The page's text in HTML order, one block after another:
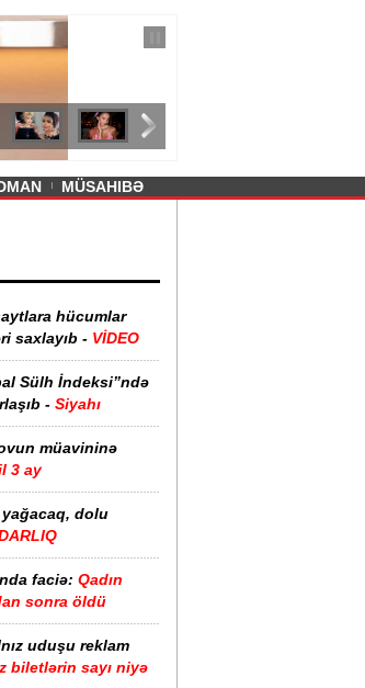
tənqid olundu -
MÜSAHIBƏ
hücumlar
saxlayıb - VİDEO
Sülh İndeksi”ndə
- Siyahı
müavininə
3 ay
yağacaq, dolu
faciə: Qadın
sonra öldü
uduşu reklam
biletlərin sayı niyə